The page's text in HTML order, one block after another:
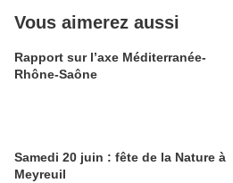
Vous aimerez aussi
Rapport sur l’axe Méditerranée-
Rhône-Saône
Samedi 20 juin : fête de la Nature à
Meyreuil